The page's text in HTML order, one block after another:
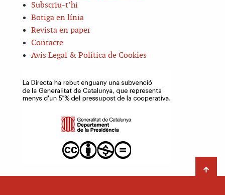
Subscriu-t’hi
Botiga en línia
Revista en paper
Contacte
Avis Legal & Política de Cookies